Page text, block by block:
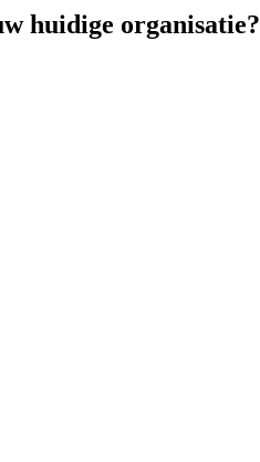
huidige organisatie?